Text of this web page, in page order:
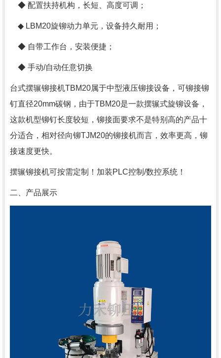
◆ 配置扶持机构，长短、高度可调；
◆ LBM20旋铆动力单元，设备持久耐用；
◆ 自带工作台，安装便捷；
◆ 手动/自动任意切换
台式摆辗铆接机TBM20属于中型液压铆接设备，可铆接铆
钉直径20mm碳钢，由于TBM20是一款摆辗式旋铆设备，
这款机型铆钉长度较短，铆接面要求不是特别高的产品十
分适合，相对径向铆TJM20的铆接机而言，效率更高，铆
接速度更快。
摆辗铆接机可按需定制！加装PLC控制/数控系统！
二、产品展示